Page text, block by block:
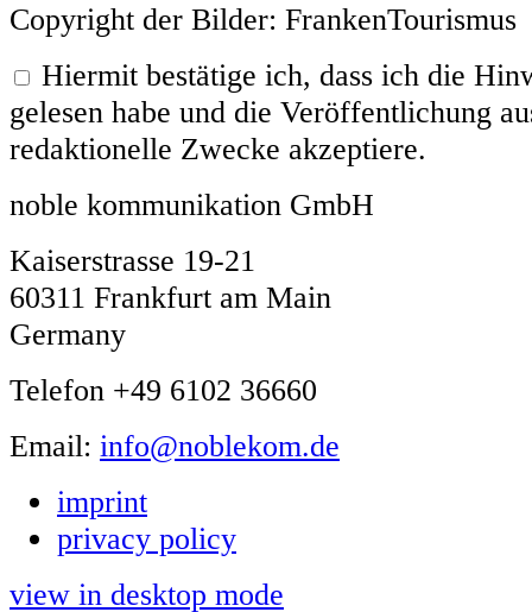
Copyright der Bilder: FrankenTourismus
Hiermit bestätige ich, dass ich die
gelesen habe und die Veröffentlichung
redaktionelle Zwecke akzeptiere.
noble kommunikation GmbH
Kaiserstrasse 19-21
60311 Frankfurt am Main
Germany
Telefon +49 6102 36660
Email: info@noblekom.de
imprint
privacy policy
view in desktop mode